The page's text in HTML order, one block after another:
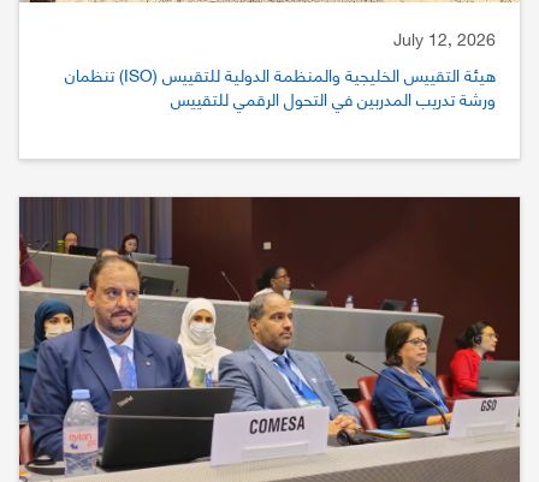
July 12, 2026
هيئة التقييس الخليجية والمنظمة الدولية للتقييس (ISO) تنظمان
ورشة تدريب المدربين في التحول الرقمي للتقييس